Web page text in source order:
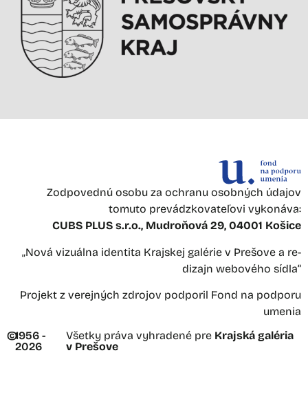
Zodpovednú osobu za ochranu osobných údajov
tomuto prevádzkovateľovi vykonáva:
CUBS PLUS s.r.o., Mudroňová 29, 04001 Košice
„Nová vizuálna identita Krajskej galérie v Prešove a re-
dizajn webového sídla“
Projekt z verejných zdrojov podporil Fond na podporu
umenia
©1956 -
2026
Všetky práva vyhradené pre Krajská galéria
v Prešove